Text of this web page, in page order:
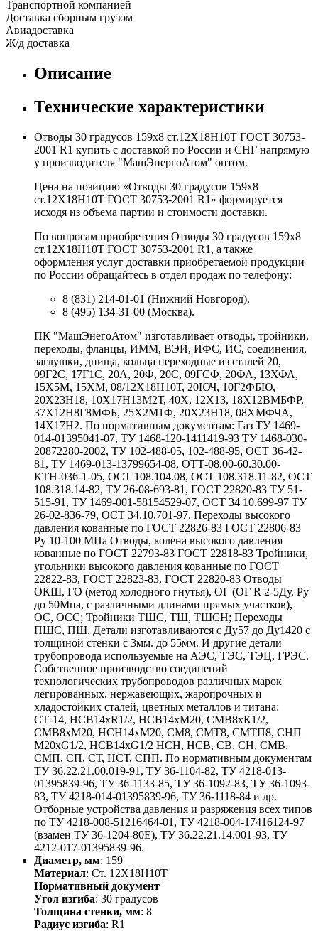
Транспортной компанией
Доставка сборным грузом
Авиадоставка
Ж/д доставка
Описание
Технические характеристики
Отводы 30 градусов 159х8 ст.12Х18Н10Т ГОСТ 30753-
2001 R1 купить с доставкой по России и СНГ напрямую
у производителя "МашЭнергоАтом" оптом.
Цена на позицию «Отводы 30 градусов 159х8
ст.12Х18Н10Т ГОСТ 30753-2001 R1» формируется
исходя из объема партии и стоимости доставки.
По вопросам приобретения Отводы 30 градусов 159х8
ст.12Х18Н10Т ГОСТ 30753-2001 R1, а также
оформления услуг доставки приобретаемой продукции
по России обращайтесь в отдел продаж по телефону:
8 (831) 214-01-01 (Нижний Новгород),
8 (495) 134-31-00 (Москва).
ПК "МашЭнегоАтом" изготавливает отводы, тройники,
переходы, фланцы, ИММ, ВЭИ, ИФС, ИС, соединения,
заглушки, днища, кольца переходные из сталей 20,
09Г2С, 17Г1С, 20А, 20Ф, 20С, 09ГСФ, 20ФА, 13ХФА,
15Х5М, 15ХМ, 08/12Х18Н10Т, 20ЮЧ, 10Г2ФБЮ,
20Х23Н18, 10Х17Н13М2Т, 40Х, 12Х13, 18Х12ВМБФР,
37Х12Н8Г8МФБ, 25Х2М1Ф, 20Х23Н18, 08ХМФЧА,
14Х17Н2. По нормативным документам: Газ ТУ 1469-
014-01395041-07, ТУ 1468-120-1411419-93 ТУ 1468-030-
20872280-2002, ТУ 102-488-05, 102-488-95, ОСТ 36-42-
81, ТУ 1469-013-13799654-08, ОТТ-08.00-60.30.00-
КТН-036-1-05, ОСТ 108.104.08, ОСТ 108.318.11-82, ОСТ
108.318.14-82, ТУ 26-08-693-81, ГОСТ 22820-83 ТУ 51-
515-91, ТУ 1469-001-58154529-07, ОСТ 34 10.699-97 ТУ
26-02-836-79, ОСТ 34.10.701-97. Переходы высокого
давления кованные по ГОСТ 22826-83 ГОСТ 22806-83
Ру 10-100 МПа Отводы, колена высокого давления
кованные по ГОСТ 22793-83 ГОСТ 22818-83 Тройники,
угольники высокого давления кованные по ГОСТ
22822-83, ГОСТ 22823-83, ГОСТ 22820-83 Отводы
ОКШ, ГО (метод холодного гнутья), ОГ (ОГ R 2-5Ду, Ру
до 50Мпа, с различными длинами прямых участков),
ОС, ОСС; Тройники ТШС, ТШ, ТШСН; Переходы
ПШС, ПШ. Детали изготавливаются с Ду57 до Ду1420 с
толщиной стенки с 3мм. до 55мм. И другие детали
трубопровода используемые на АЭС, ТЭС, ТЭЦ, ГРЭС.
Собственное производство соединений
технологических трубопроводов различных марок
легированных, нержавеющих, жаропрочных и
хладостойких сталей, цветных металлов и титана:
СТ-14, НСВ14хR1/2, НСВ14хМ20, СМВ8хК1/2,
СМВ8хМ20, НСН14хМ20, СМ8, СМТ8, СМТП8, СНП
М20хG1/2, НСВ14хG1/2 НСН, НСВ, СВ, СН, СМВ,
СМП, СП, СТ, НСТ, СПП. По нормативным документам
ТУ 36.22.21.00.019-91, ТУ 36-1104-82, ТУ 4218-013-
01395839-96, ТУ 36-1133-85, ТУ 36-1092-83, ТУ 36-1093-
83, ТУ 4218-014-01395839-96, ТУ 36-1118-84 и др.
Отборные устройства давления и разряжения всех типов
по ТУ 4218-008-51216464-01, ТУ 4218-004-17416124-97
(взамен ТУ 36-1204-80Е), ТУ 36.22.21.14.001-93, ТУ
4212-017-01395839-96.
Диаметр, мм: 159
Материал: Ст. 12Х18Н10Т
Нормативный документ
Угол изгиба: 30 градусов
Толщина стенки, мм: 8
Радиус изгиба: R1